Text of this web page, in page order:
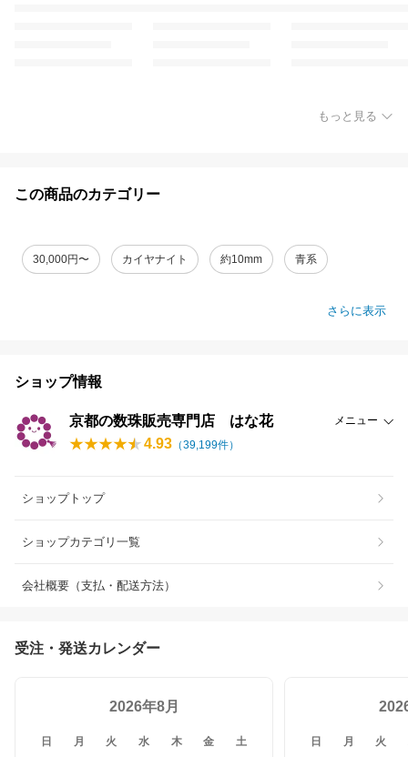
もっと見る
この商品のカテゴリー
30,000円〜 カイヤナイト 約10mm 青系
さらに表示
ショップ情報
京都の数珠販売専門店 はな花 メニュー
4.93 （39,199件）
ショップトップ
ショップカテゴリ一覧
会社概要（支払・配送方法）
受注・発送カレンダー
2026年8月
日 月 火 水 木 金 土 日 月 火